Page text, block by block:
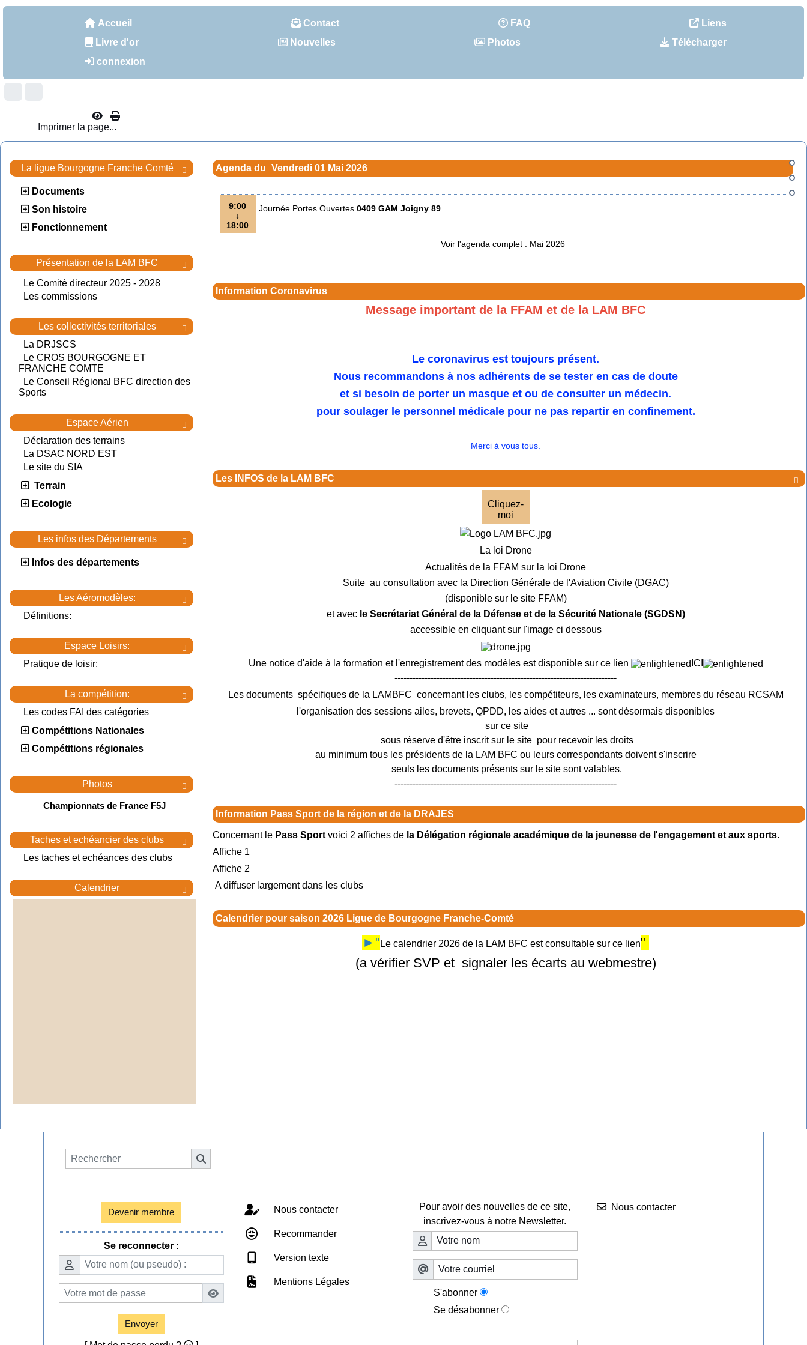
Accueil Contact FAQ
Liens
Livre d'or
Nouvelles Photos
Télécharger
connexion
Imprimer la page...

La ligue Bourgogne Franche Comté
Documents
Son histoire
Fonctionnement

Présentation de la LAM BFC
Le Comité directeur 2025 - 2028
Les commissions

Les collectivités territoriales
La DRJSCS
Le CROS BOURGOGNE ET
FRANCHE COMTE
Le Conseil Régional BFC direction des
Sports

Espace Aérien
Déclaration des terrains
La DSAC NORD EST
Le site du SIA
Terrain
Ecologie

Les infos des Départements
Infos des départements

Les Aéromodèles:
Définitions:

Espace Loisirs:
Pratique de loisir:

La compétition:
Les codes FAI des catégories
Compétitions Nationales
Compétitions régionales

Photos
Championnats de France F5J

Taches et echéancier des clubs
Les taches et echéances des clubs

Calendrier
Agenda du Vendredi 01 Mai 2026
9:00
↓
18:00
Journée Portes Ouvertes 0409 GAM Joigny 89
Voir l'agenda complet : Mai 2026
Information Coronavirus
Message important de la FFAM et de la LAM BFC
Le coronavirus est toujours présent.
Nous recommandons à nos adhérents de se tester en cas de doute
et si besoin de porter un masque et ou de consulter un médecin.
pour soulager le personnel médicale pour ne pas repartir en confinement.
Merci à vous tous.

Les INFOS de la LAM BFC
Cliquez-
moi
La loi Drone
Actualités de la FFAM sur la loi Drone
Suite au consultation avec la Direction Générale de l'Aviation Civile (DGAC)
(disponible sur le site FFAM)
et avec le Secrétariat Général de la Défense et de la Sécurité Nationale (SGDSN)
accessible en cliquant sur l'image ci dessous
Une notice d'aide à la formation et l'enregistrement des modèles est disponible sur ce lien
ICI
--------------------------------------------------------------------------
Les documents spécifiques de la LAMBFC concernant les clubs, les compétiteurs, les examinateurs, membres du réseau RCSAM
l'organisation des sessions ailes, brevets, QPDD, les aides et autres ... sont désormais disponibles
sur ce site
sous réserve d'être inscrit sur le site pour recevoir les droits
au minimum tous les présidents de la LAM BFC ou leurs correspondants doivent s'inscrire
seuls les documents présents sur le site sont valables.
--------------------------------------------------------------------------
Information Pass Sport de la région et de la DRAJES
Concernant le Pass Sport voici 2 affiches de la Délégation régionale académique de la jeunesse de l'engagement et aux sports.
Affiche 1
Affiche 2
A diffuser largement dans les clubs
Calendrier pour saison 2026 Ligue de Bourgogne Franche-Comté
►" Le calendrier 2026 de la LAM BFC est consultable sur ce lien"
(a vérifier SVP et signaler les écarts au webmestre)
Devenir membre
Se reconnecter :
Envoyer
Nous contacter
Recommander
Version texte
Mentions Légales
Pour avoir des nouvelles de ce site,
inscrivez-vous à notre Newsletter.
S'abonner
Se désabonner
Nous contacter